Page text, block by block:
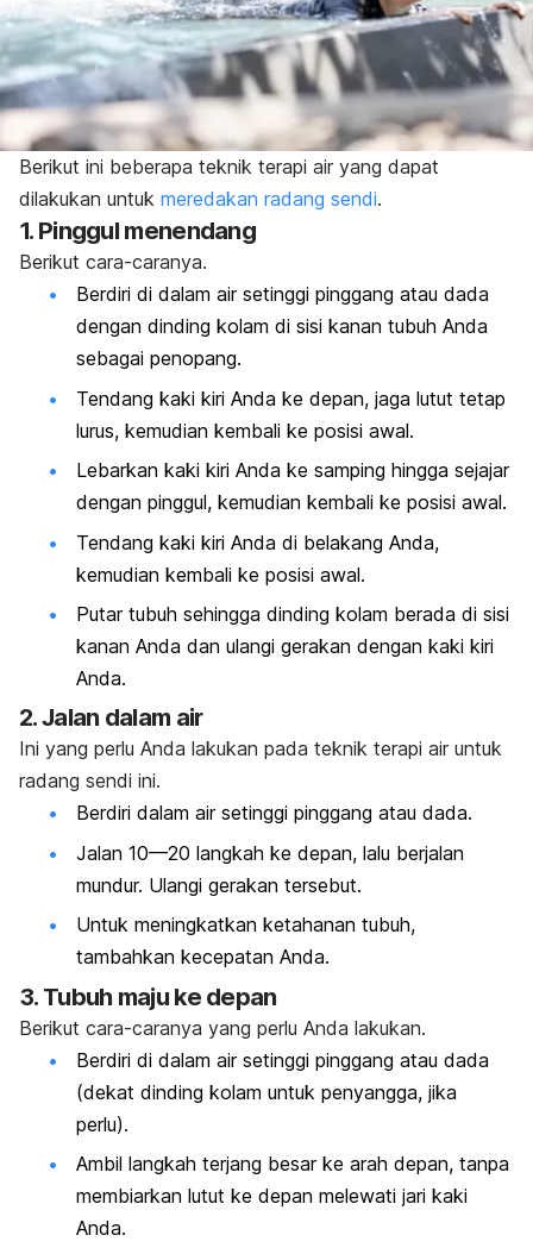
Berikut ini beberapa teknik terapi air yang dapat
dilakukan untuk meredakan radang sendi.
1. Pinggul menendang
Berikut cara-caranya.
Berdiri di dalam air setinggi pinggang atau dada
dengan dinding kolam di sisi kanan tubuh Anda
sebagai penopang.
Tendang kaki kiri Anda ke depan, jaga lutut tetap
lurus, kemudian kembali ke posisi awal.
Lebarkan kaki kiri Anda ke samping hingga sejajar
dengan pinggul, kemudian kembali ke posisi awal.
Tendang kaki kiri Anda di belakang Anda,
kemudian kembali ke posisi awal.
Putar tubuh sehingga dinding kolam berada di sisi
kanan Anda dan ulangi gerakan dengan kaki kiri
Anda.
2. Jalan dalam air
Ini yang perlu Anda lakukan pada teknik terapi air untuk
radang sendi ini.
Berdiri dalam air setinggi pinggang atau dada.
Jalan 10—20 langkah ke depan, lalu berjalan
mundur. Ulangi gerakan tersebut.
Untuk meningkatkan ketahanan tubuh,
tambahkan kecepatan Anda.
3. Tubuh maju ke depan
Berikut cara-caranya yang perlu Anda lakukan.
Berdiri di dalam air setinggi pinggang atau dada
(dekat dinding kolam untuk penyangga, jika
perlu).
Ambil langkah terjang besar ke arah depan, tanpa
membiarkan lutut ke depan melewati jari kaki
Anda.